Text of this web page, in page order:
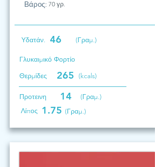
Βάρος: 70 γρ.
Υδατάν. 46 (Γραμ.)
Γλυκαιμικό Φορτίο
Θερμίδες
265 (kcals)
Προτεινη 14
(Γραμ.)
Λίπος 1.75 (Γραμ.)